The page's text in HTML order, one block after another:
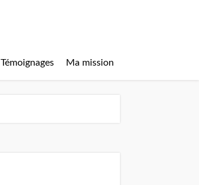
Témoignages Ma mission